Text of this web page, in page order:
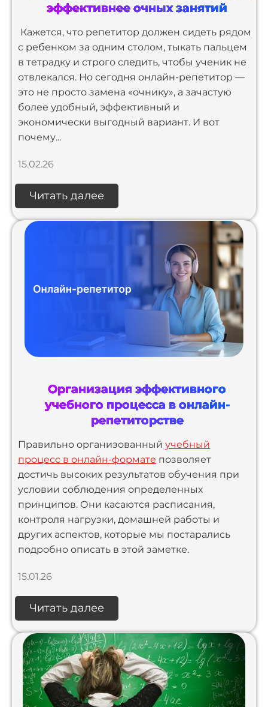
эффективнее очных занятий
Кажется, что репетитор должен сидеть рядом
с ребенком за одним столом, тыкать пальцем
в тетрадку и строго следить, чтобы ученик не
отвлекался. Но сегодня онлайн-репетитор —
это не просто замена «очнику», а зачастую
более удобный, эффективный и
экономически выгодный вариант. И вот
почему...
15.02.26
Читать далее
Организация эффективного
учебного процесса в онлайн-
репетиторстве
Правильно организованный учебный
процесс в онлайн-формате позволяет
достичь высоких результатов обучения при
условии соблюдения определенных
принципов. Они касаются расписания,
контроля нагрузки, домашней работы и
других аспектов, которые мы постарались
подробно описать в этой заметке.
15.01.26
Читать далее